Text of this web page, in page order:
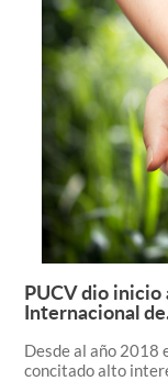
PUCV dio inicio
Internacional
Desde al año 2018
concitado alto